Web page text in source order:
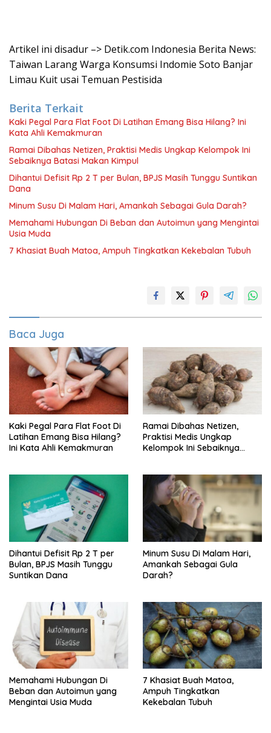
Artikel ini disadur –> Detik.com Indonesia Berita News:
Taiwan Larang Warga Konsumsi Indomie Soto Banjar
Limau Kuit usai Temuan Pestisida
Berita Terkait
Kaki Pegal Para Flat Foot Di Latihan Emang Bisa Hilang? Ini
Kata Ahli Kemakmuran
Ramai Dibahas Netizen, Praktisi Medis Ungkap Kelompok Ini
Sebaiknya Batasi Makan Kimpul
Dihantui Defisit Rp 2 T per Bulan, BPJS Masih Tunggu Suntikan
Dana
Minum Susu Di Malam Hari, Amankah Sebagai Gula Darah?
Memahami Hubungan Di Beban dan Autoimun yang Mengintai
Usia Muda
7 Khasiat Buah Matoa, Ampuh Tingkatkan Kekebalan Tubuh
Baca Juga
Kaki Pegal Para Flat Foot Di
Latihan Emang Bisa Hilang?
Ini Kata Ahli Kemakmuran
Ramai Dibahas Netizen,
Praktisi Medis Ungkap
Kelompok Ini Sebaiknya
Dihantui Defisit Rp 2 T per
Bulan, BPJS Masih Tunggu
Suntikan Dana
Minum Susu Di Malam Hari,
Amankah Sebagai Gula
Darah?
Memahami Hubungan Di
Beban dan Autoimun yang
Mengintai Usia Muda
7 Khasiat Buah Matoa,
Ampuh Tingkatkan
Kekebalan Tubuh